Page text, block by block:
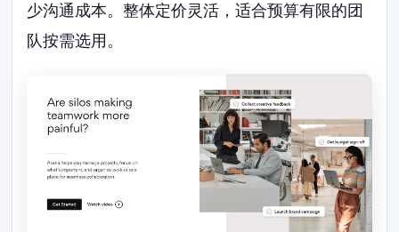
少沟通成本。整体定价灵活，适合预算有限的团
队按需选用。